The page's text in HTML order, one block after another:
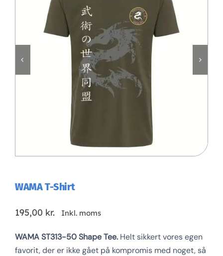
Invictus Brands
Klubaftalesider – Find din klub
Brodering / Tryk
Kontakt Invictus Fightwear
Information
Nyheder
WAMA T-Shirt
195,00 kr. Inkl. moms
WAMA ST313-50 Shape Tee. Helt sikkert vores egen
favorit, der er ikke gået på kompromis med noget, så